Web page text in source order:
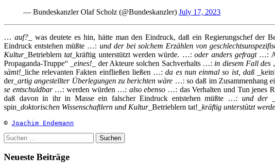
— Bundeskanzler Olaf Scholz (@Bundeskanzler) July 17, 2023
… auf?_ was deutete es hin, hätte man den Eindruck, daß ein Regierungschef der
Eindruck entstehen müßte …: und der bei solchem Erzählen von
Kultur_Betrieblerntat_kräftig unterstützt werden würde. …:oder anders gefragt…:
Propaganda-Truppe“ _eines! _ der Akteure solchen Sachverhalts …: in diesem Fall des
sämt! _liche relevanten Fakten einfließen ließen …:da es nun einmal so ist, daß
der_ artig angestellter Überlegungen zu berichten wäre …: so daß im Zusammenhang
se entschuldbar…: werden würden …: also ebenso …: das Verhalten und Tun jenes
daß davon in ihr in Masse ein falscher Eindruck entstehen müßte …: und der
spin_ doktorischen Wissenschaftlern und Kultur_Betrieblern tat!_ kräftig unterstützt
© Joachim Endemann
Suchen
nach:
Neueste Beiträge